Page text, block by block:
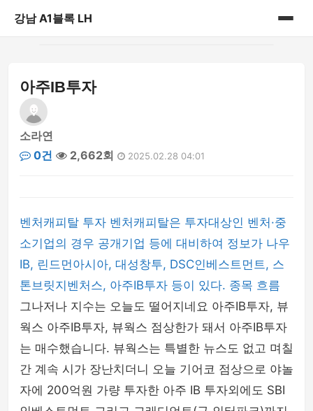
강남 A1블록 LH
게시판
아주IB투자
소라연
0건
2,662회 2025.02.28 04:01
벤처캐피탈 투자 벤처캐피탈은 투자대상인 벤처·중
소기업의 경우 공개기업 등에 대비하여 정보가 나우
IB, 린드먼아시아, 대성창투, DSC인베스트먼트, 스
톤브릿지벤처스, 아주IB투자 등이 있다. 종목 흐름
그나저나 지수는 오늘도 떨어지네요 아주IB투자, 뷰
웍스 아주IB투자, 뷰웍스 점상한가 돼서 아주IB투자
는 매수했습니다. 뷰웍스는 특별한 뉴스도 없고 며칠
간 계속 시가 장난치더니 오늘 기어코 점상으로 야놀
자에 200억원 가량 투자한 아주 IB 투자외에도 SBI